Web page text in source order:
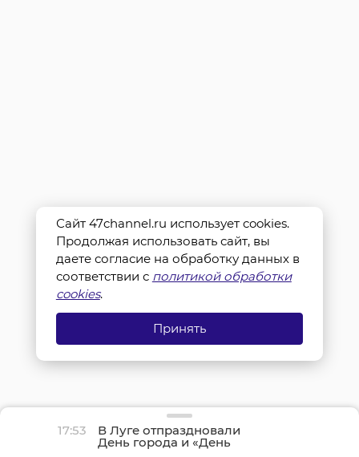
17:53 В Луге отпраздновали
День города и «День
Сайт 47channel.ru использует cookies.
Продолжая использовать сайт, вы
даете согласие на обработку данных в
соответствии с политикой обработки
cookies.
Принять